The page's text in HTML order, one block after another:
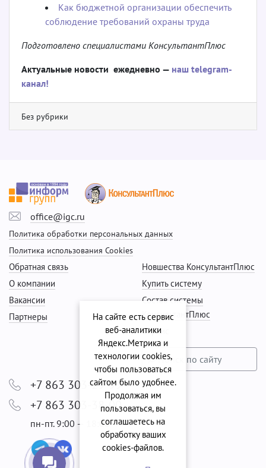
Как бюджетной организации обеспечить
соблюдение требований охраны труда
Подготовлено специалистами КонсультантПлюс
Актуальные новости ежедневно — наш telegram-
канал!
Без рубрики
office@igc.ru
Политика обработки персональных данных
Политика использования Cookies
Новшества КонсультантПлюс
Купить систему
Состав системы
КонсультантПлюс
Сервис
Обратная связь
О компании
Вакансии
Партнеры
+7 863 303-29-99
+7 863 303-38-00
пн-пт. 9:00 — 18:00
На сайте есть сервис
веб-аналитики
Яндекс.Метрика и
технологии cookies,
чтобы пользоваться
сайтом было удобнее.
Продолжая им
пользоваться, вы
соглашаетесь на
обработку ваших
cookies‑файлов.